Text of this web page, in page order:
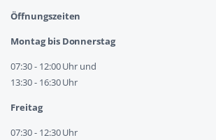
Öffnungszeiten
Montag bis Donnerstag
07:30 - 12:00 Uhr und
13:30 - 16:30 Uhr
Freitag
07:30 - 12:30 Uhr